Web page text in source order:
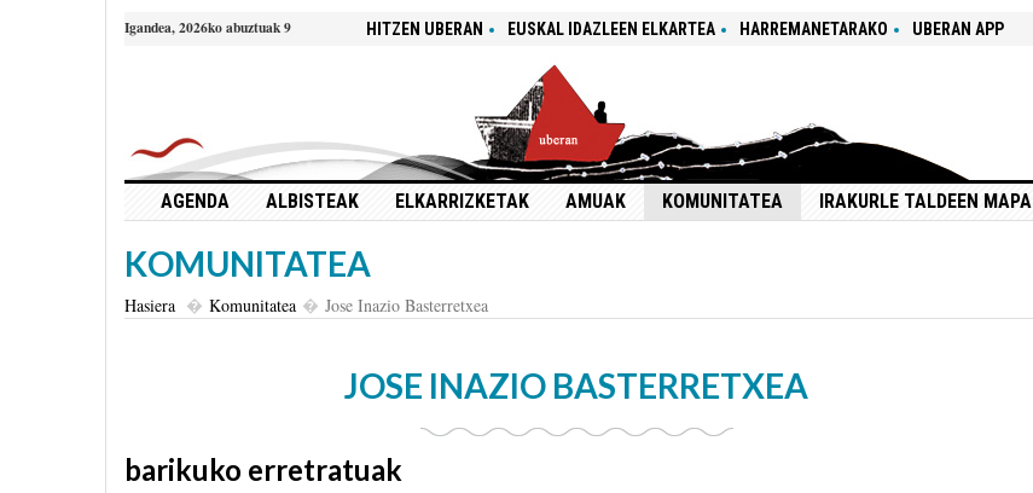
Igandea, 2026ko abuztuak 9 HITZEN UBERAN EUSKAL IDAZLEEN ELKARTEA HARREMANETARAKO UBERAN APP
AGENDA ALBISTEAK ELKARRIZKETAK AMUAK KOMUNITATEA IRAKURLE TALDEEN MAPA
KOMUNITATEA
Hasiera Komunitatea Jose Inazio Basterretxea
JOSE INAZIO BASTERRETXEA
barikuko erretratuak